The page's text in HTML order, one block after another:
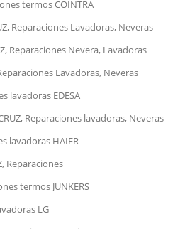
termos COINTRA
Reparaciones Lavadoras, Neveras
Reparaciones Nevera, Lavadoras
Lavadoras, Neveras
lavadoras EDESA
Reparaciones lavadoras, Neveras
lavadoras HAIER
Reparaciones
termos JUNKERS
LG